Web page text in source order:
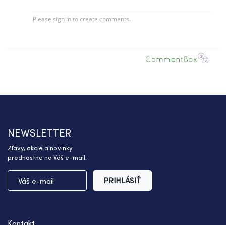
NEWSLETTER
Zľavy, akcie a novinky
prednostne na Váš e-mail.
PRIHLÁSIŤ